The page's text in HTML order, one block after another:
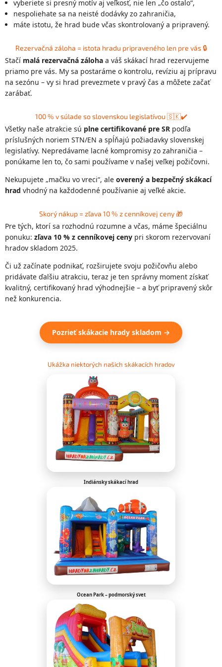
vyberiete si presný motív aj veľkosť, nie len „čo ostalo“,
nespoliehate sa na neisté dodávky zo zahraničia,
máte istotu, že hrad bude včas skontrolovaný a pripravený.
Rezervačná záloha = istota hradu pripraveného len pre vás 🔒
Stačí malá rezervačná záloha a váš skákací hrad rezervujeme
priamo pre vás. My sa postaráme o kontrolu, revíziu aj prípravu
na sezónu – vy si hrad prevezmete v pravý čas a môžete začať
zarábať.
100 % v súlade so slovenskou legislatívou 🇸🇰✔️
Všetky naše atrakcie sú plne certifikované pre SR podľa
príslušných noriem STN/EN a spĺňajú požiadavky slovenskej
legislatívy. Nepredávame lacné kompromisy zo zahraničia –
ponúkame len to, čo sami používame v našej veľkej požičovni.
Nekupujete „mačku vo vreci“, ale overený a bezpečný skákací
hrad vhodný na každodenné používanie aj veľké akcie.
Skorý nákup = zľava 10 % z cenníkovej ceny 🎁
Pre tých, ktorí sa rozhodnú rozumne a včas, máme špeciálnu
ponuku: zľava 10 % z cenníkovej ceny pri skorom rezervovaní
hradov skladom 2025.
Či už začínate podnikať, rozširujete svoju požičovňu alebo
pridávate ďalšiu atrakciu, teraz je ten správny moment získať
kvalitný, certifikovaný hrad výhodnejšie – a byť pripravený skôr
než konkurencia.
Pozrieť skákacie hrady skladom →
Ukážka niektorých našich skákacích hradov
Indiánsky skákací hrad
Ocean Park – podmorský svet